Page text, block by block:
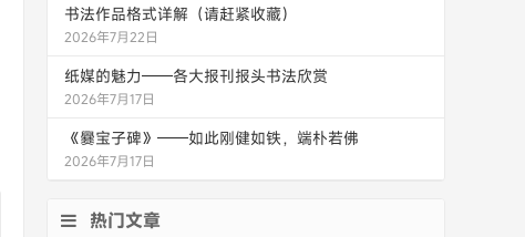
书法作品格式详解（请赶紧收藏）
2026年7月22日
纸媒的魅力——各大报刊报头书法欣赏
2026年7月17日
《爨宝子碑》——如此刚健如铁，端朴若佛
2026年7月17日
热门文章